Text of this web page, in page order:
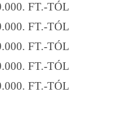
FT.-TÓL
FT.-TÓL
FT.-TÓL
FT.-TÓL
FT.-TÓL